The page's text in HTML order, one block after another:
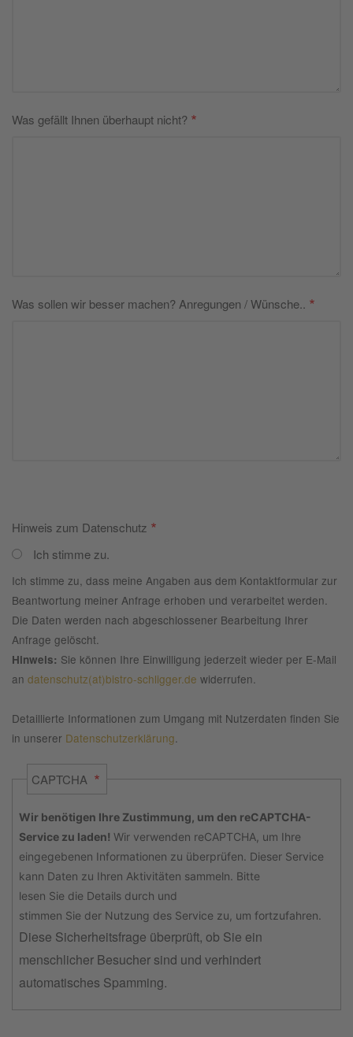
Was gefällt Ihnen überhaupt nicht?
Was sollen wir besser machen? Anregungen / Wünsche..
Hinweis zum Datenschutz
Ich stimme zu.
Ich stimme zu, dass meine Angaben aus dem Kontaktformular zur
Beantwortung meiner Anfrage erhoben und verarbeitet werden.
Die Daten werden nach abgeschlossener Bearbeitung Ihrer
Anfrage gelöscht.
Hinweis: Sie können Ihre Einwilligung jederzeit wieder per E-Mail
an datenschutz(at)bistro-schligger.de widerrufen.
Detaillierte Informationen zum Umgang mit Nutzerdaten finden Sie
in unserer Datenschutzerklärung
CAPTCHA
Wir benötigen Ihre Zustimmung, um den reCAPTCHA-
Service zu laden! Wir verwenden reCAPTCHA, um Ihre
eingegebenen Informationen zu überprüfen. Dieser Service
kann Daten zu Ihren Aktivitäten sammeln. Bitte
lesen Sie die Details durch und
stimmen Sie der Nutzung des Service zu , um fortzufahren.
Diese Sicherheitsfrage überprüft, ob Sie ein
menschlicher Besucher sind und verhindert
automatisches Spamming.